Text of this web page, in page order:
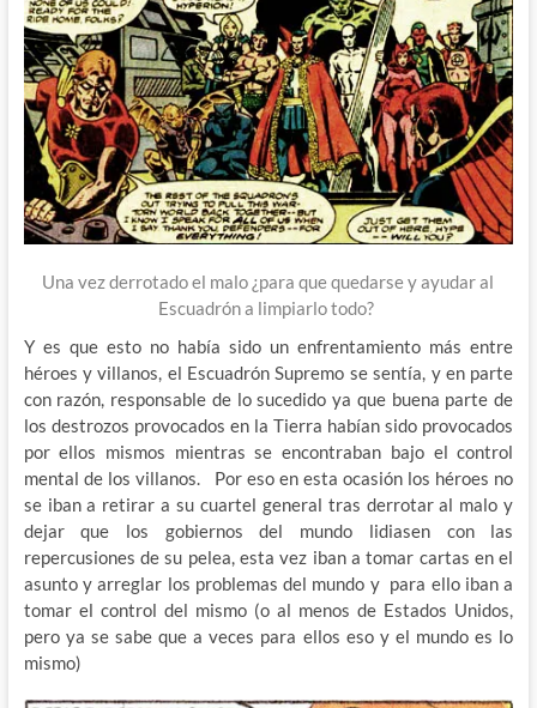
Una vez derrotado el malo ¿para que quedarse y ayudar al
Escuadrón a limpiarlo todo?
Y es que esto no había sido un enfrentamiento más entre
héroes y villanos, el Escuadrón Supremo se sentía, y en parte
con razón, responsable de lo sucedido ya que buena parte de
los destrozos provocados en la Tierra habían sido provocados
por ellos mismos mientras se encontraban bajo el control
mental de los villanos. Por eso en esta ocasión los héroes no
se iban a retirar a su cuartel general tras derrotar al malo y
dejar que los gobiernos del mundo lidiasen con las
repercusiones de su pelea, esta vez iban a tomar cartas en el
asunto y arreglar los problemas del mundo y para ello iban a
tomar el control del mismo (o al menos de Estados Unidos,
pero ya se sabe que a veces para ellos eso y el mundo es lo
mismo)